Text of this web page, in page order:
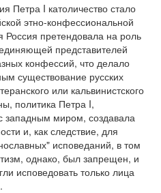
Петра I католичество стало
этно-конфессиональной
Россия претендовала на роль
представителей
конфессий, что делало
существование русских
или кальвинистского
политика Петра I,
западным миром, создавала
и, как следствие, для
исповеданий, в том
однако, был запрещен, и
исповедовать только лица